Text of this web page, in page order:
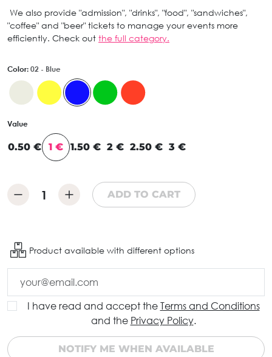
We also provide "admission", "drinks", "food", "sandwiches",
"coffee" and "beer" tickets to manage your events more
efficiently. Check out the full category.
Color: 02 - Blue
Value
0.50 € 1 € 1.50 € 2 € 2.50 € 3 €
ADD TO CART
Product available with different options
I have read and accept the Terms and Conditions
and the Privacy Policy.
NOTIFY ME WHEN AVAILABLE